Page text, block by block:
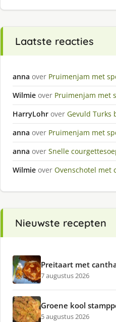
Laatste reacties
anna over Pruimenjam met
Wilmie over Pruimenjam met
HarryLohr over Gevuld Turks
anna over Pruimenjam met
anna over Snelle
Wilmie over Ovenschotel met
Nieuwste recepten
Preitaart met
7 augustus 2026
Groene kool
5 augustus 2026